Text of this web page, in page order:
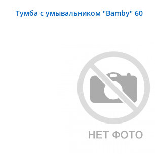
Тумба с умывальником "Bamby" 60